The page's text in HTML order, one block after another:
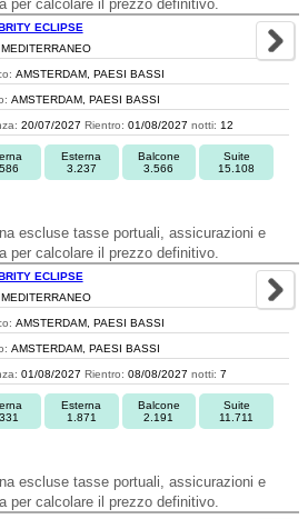
per calcolare il prezzo definitivo.
ECLIPSE
MEDITERRANEO
AMSTERDAM, PAESI BASSI
AMSTERDAM, PAESI BASSI
20/07/2027 Rientro: 01/08/2027 notti: 12
Esterna
3.237
Balcone
3.566
Suite
15.108
escluse tasse portuali, assicurazioni e
per calcolare il prezzo definitivo.
ECLIPSE
MEDITERRANEO
AMSTERDAM, PAESI BASSI
AMSTERDAM, PAESI BASSI
01/08/2027 Rientro: 08/08/2027 notti: 7
Esterna
1.871
Balcone
2.191
Suite
11.711
escluse tasse portuali, assicurazioni e
per calcolare il prezzo definitivo.